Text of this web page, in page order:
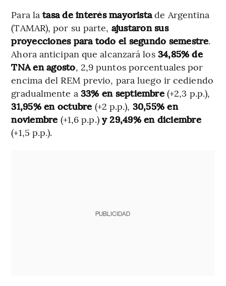
Para latasa de interés mayoristade Argentina
(TAMAR), por su parte, ajustaron sus
proyecciones para todo el segundo semestre.
Ahora anticipan que alcanzará los 34,85% de
TNA en agosto, 2,9 puntos porcentuales por
encima del REM previo, para luego ir cediendo
gradualmente a 33% en septiembre(+2,3 p.p.),
31,95% en octubre (+2 p.p.), 30,55% en
noviembre (+1,6 p.p.) y 29,49% en diciembre
(+1,5 p.p.).
PUBLICIDAD